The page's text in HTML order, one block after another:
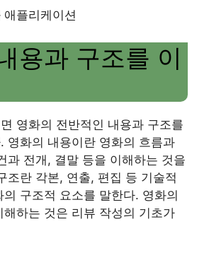
플리케이션
용과 구조를 이
영화의 전반적인 내용과 구조를
영화의 내용이란 영화의 흐름과
과 전개, 결말 등을 이해하는 것을
조란 각본, 연출, 편집 등 기술적
의 구조적 요소를 말한다. 영화의
해하는 것은 리뷰 작성의 기초가